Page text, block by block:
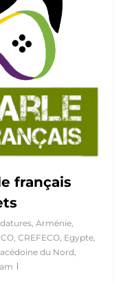
français
, Arménie,
, CREFECO, Egypte,
du Nord,